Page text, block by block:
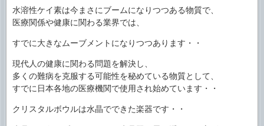
水溶性ケイ素は今まさにブームになりつつある物質で、
医療関係や健康に関わる業界では、
すでに大きなムーブメントになりつつあります・・
現代人の健康に関わる問題を解決し、
多くの難病を克服する可能性を秘めている物質として、
すでに日本各地の医療機関で使用され始めています・・
クリスタルボウルは水晶でできた楽器です・・